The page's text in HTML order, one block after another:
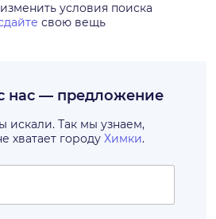
условия поиска
свою вещь
нас — предложение
искали. Так мы узнаем,
хватает городу Химки.